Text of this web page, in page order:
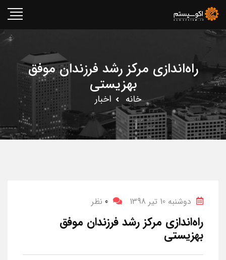
راه‌اندازی مرکز رشد فرزندان موفق
بهزیستی
خانه اخبار
دوشنبه 10 تیر 1398 0 نظر
راه‌اندازی مرکز رشد فرزندان موفق
بهزیستی